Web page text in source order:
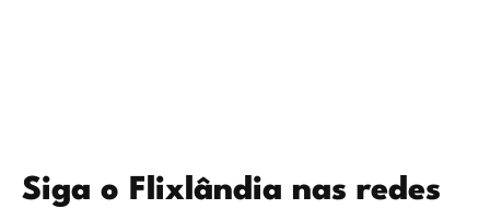
Siga o Flixlândia nas redes